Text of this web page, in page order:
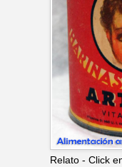
Relato - Click